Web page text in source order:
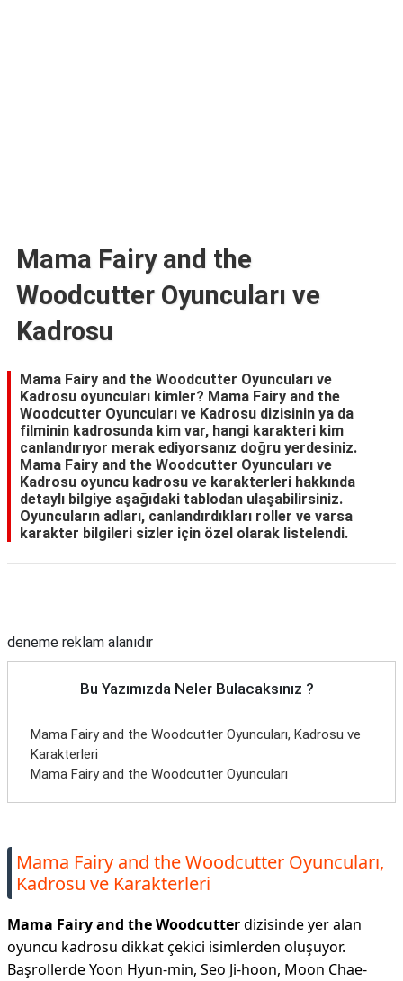
Mama Fairy and the
Woodcutter Oyuncuları ve
Kadrosu
Mama Fairy and the Woodcutter Oyuncuları ve
Kadrosu oyuncuları kimler? Mama Fairy and the
Woodcutter Oyuncuları ve Kadrosu dizisinin ya da
filminin kadrosunda kim var, hangi karakteri kim
canlandırıyor merak ediyorsanız doğru yerdesiniz.
Mama Fairy and the Woodcutter Oyuncuları ve
Kadrosu oyuncu kadrosu ve karakterleri hakkında
detaylı bilgiye aşağıdaki tablodan ulaşabilirsiniz.
Oyuncuların adları, canlandırdıkları roller ve varsa
karakter bilgileri sizler için özel olarak listelendi.
deneme reklam alanıdır
Bu Yazımızda Neler Bulacaksınız ?
Mama Fairy and the Woodcutter Oyuncuları, Kadrosu ve
Karakterleri
Mama Fairy and the Woodcutter Oyuncuları
Mama Fairy and the Woodcutter Oyuncuları,
Kadrosu ve Karakterleri
Mama Fairy and the Woodcutterdizisinde yer alan
oyuncu kadrosu dikkat çekici isimlerden oluşuyor.
Başrollerde Yoon Hyun-min, Seo Ji-hoon, Moon Chae-